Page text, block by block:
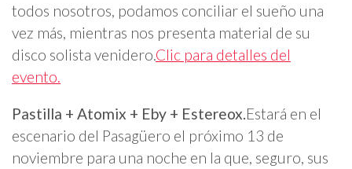
todos nosotros, podamos conciliar el sueño una
vez más, mientras nos presenta material de su
disco solista venidero. Clic para detalles del
evento.
Pastilla + Atomix + Eby + Estereox.Estará en el
escenario del Pasagüero el próximo 13 de
noviembre para una noche en la que, seguro, sus